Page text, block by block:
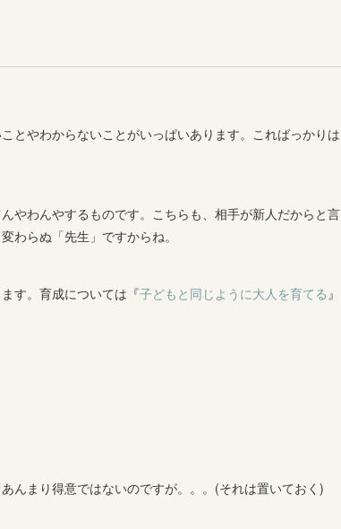
とやわからないことがいっぱいあります。こればっかりは
やわんやするものです。こちらも、相手が新人だからと言
わらぬ「先生」ですからね。
す。育成については『子どもと同じように大人を育てる 』
んまり得意ではないのですが。。。(それは置いておく)